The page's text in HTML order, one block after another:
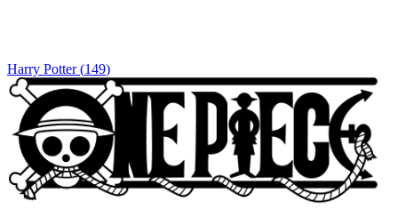
Harry Potter (149)